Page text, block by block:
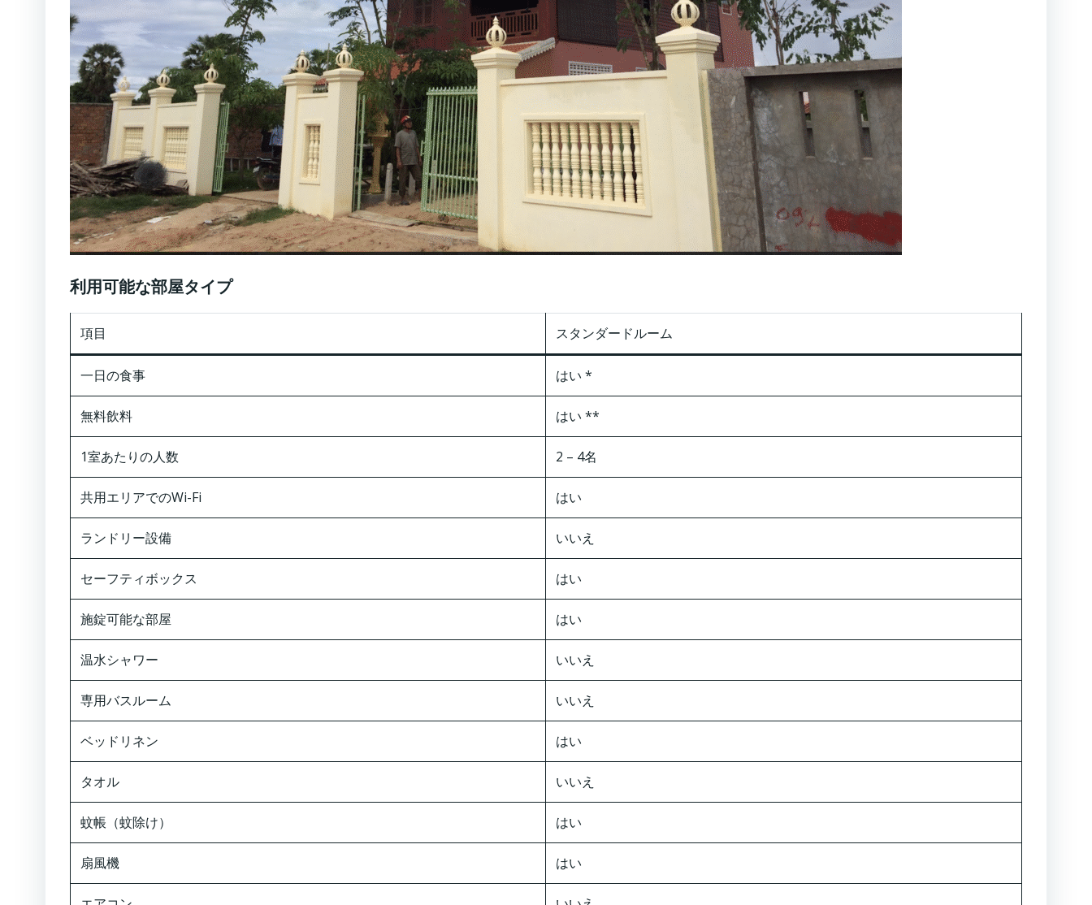
利用可能な部屋タイプ
項目 スタンダードルーム
一日の食事 はい *
無料飲料 はい **
1室あたりの人数 2 – 4名
共用エリアでのWi-Fi はい
ランドリー設備 いいえ
セーフティボックス はい
施錠可能な部屋 はい
温水シャワー いいえ
専用バスルーム いいえ
ベッドリネン はい
タオル いいえ
蚊帳（蚊除け） はい
扇風機 はい